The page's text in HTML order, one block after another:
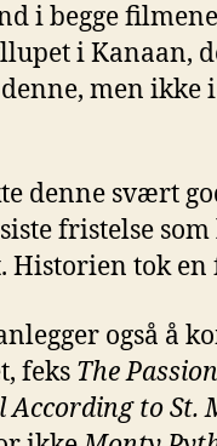
i begge
i Kanaan,
men ikke
denne svært
siste fristelse
Historien tok en
også å
feks The
According to St.